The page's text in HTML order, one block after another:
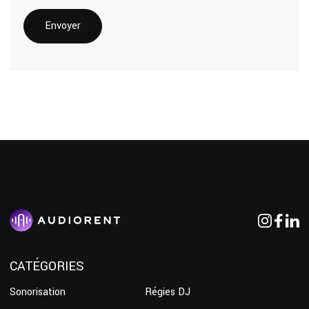
CATÉGORIES
Sonorisation
Régies DJ